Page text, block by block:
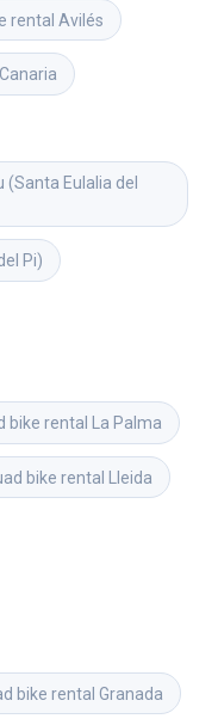
rental Avilés
(Santa Eulalia del
Pi)
bike rental La Palma
bike rental Lleida
bike rental Granada